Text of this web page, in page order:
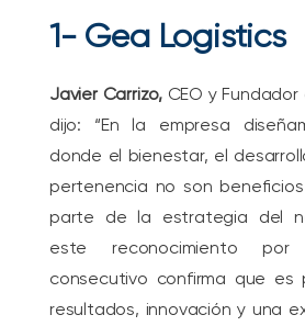
1- Gea Logistics
Javier Carrizo,CEO y Fundador
dijo: “En la empresa
donde el bienestar, el
pertenencia no son
parte de la estrategia del
este reconocimiento
consecutivo confirma que es
resultados, innovación y una